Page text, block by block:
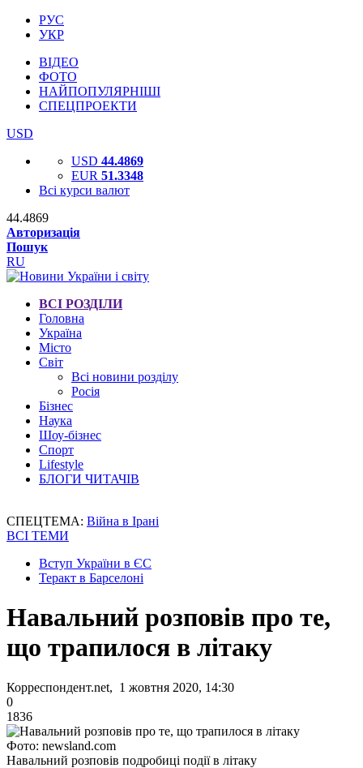
РУС
УКР
ВІДЕО
ФОТО
НАЙПОПУЛЯРНІШІ
СПЕЦПРОЕКТИ
USD
USD 44.4869
EUR 51.3348
Всі курси валют
44.4869
Авторизація
Пошук
RU
ВСІ РОЗДІЛИ
Головна
Україна
Місто
Світ
Всі новини розділу
Росія
Бізнес
Наука
Шоу-бізнес
Спорт
Lifestyle
БЛОГИ ЧИТАЧІВ
СПЕЦТЕМА: Війна в Ірані
ВСІ ТЕМИ
Вступ України в ЄС
Теракт в Барселоні
Навальний розповів про те,
що трапилося в літаку
Корреспондент.net, 1 жовтня 2020, 14:30
0
1836
Фото: newsland.com
Навальний розповів подробиці події в літаку